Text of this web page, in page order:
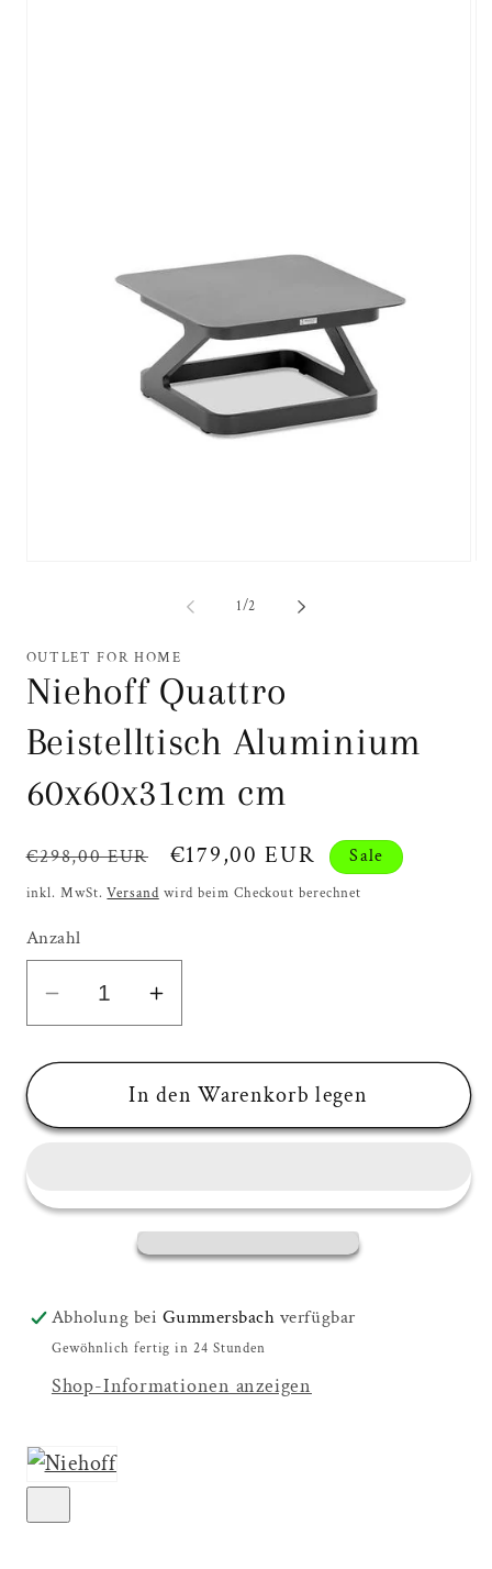
1/von
2
OUTLET FOR HOME
Niehoff Quattro
Beistelltisch Aluminium
60x60x31cm cm
Normaler
Preis
€298,00 EUR Verkaufspreis
€179,00 EUR Sale
inkl. MwSt.Versand wird beim Checkout berechnet
Anzahl
Verringere
die
Menge
Niehoff
Aluminium
60x60x31cm
Erhöhe
die
Menge
für
Niehoff
Aluminium
In den Warenkorb legen
Abholung bei Gummersbach verfügbar
Gewöhnlich fertig in 24 Stunden
Shop-Informationen anzeigen